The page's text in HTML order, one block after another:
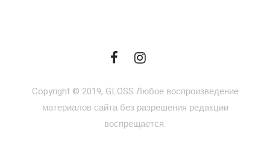
Copyright © 2019, GLOSS Любое воспроизведение
материалов сайта без разрешения редакции
воспрещается.